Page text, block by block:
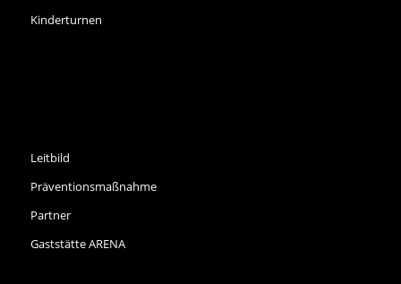
Kinderturnen
Leitbild
Präventionsmaßnahme
Partner
Gaststätte ARENA